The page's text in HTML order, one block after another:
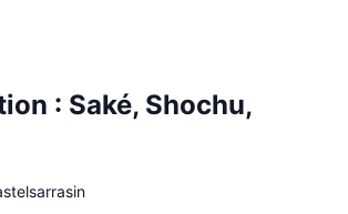
: Saké, Shochu,